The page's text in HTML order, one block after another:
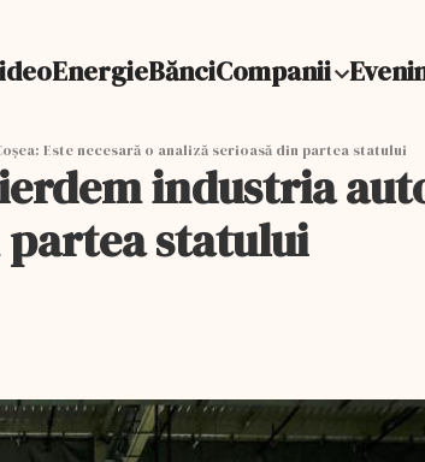
EnergieBănciCompanii
Este necesară o analiză serioasă din partea statului
industria
partea statului